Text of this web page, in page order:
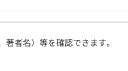
者名）等を確認できます。